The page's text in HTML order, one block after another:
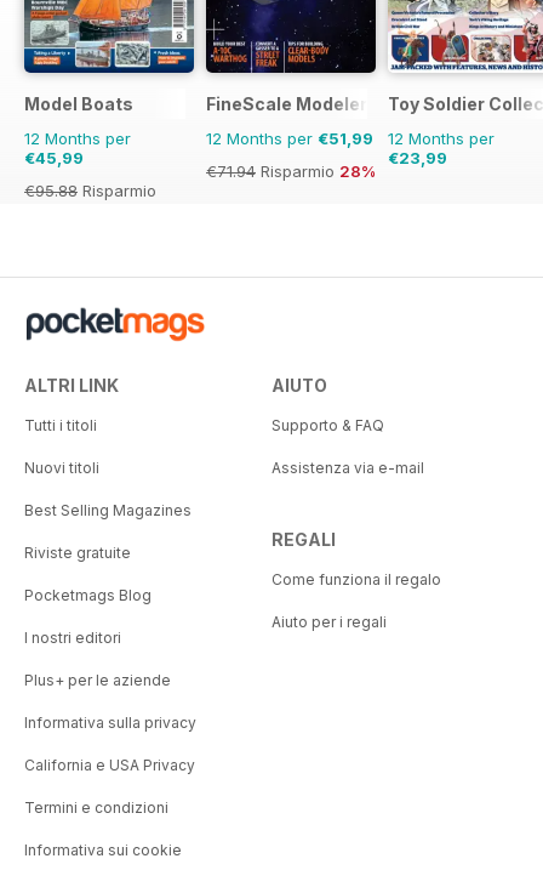
Model Boats
12 Months per
€45,99
€95.88 Risparmio
FineScale Modeler
12 Months per €51,99
€71.94 Risparmio 28%
Toy Soldier
12 Months per
€23,99
ALTRI LINK
Tutti i titoli
Nuovi titoli
Best Selling Magazines
Riviste gratuite
Pocketmags Blog
I nostri editori
Plus+ per le aziende
Informativa sulla privacy
California e USA Privacy
Termini e condizioni
Informativa sui cookie
AIUTO
Supporto & FAQ
Assistenza via e-mail
REGALI
Come funziona il regalo
Aiuto per i regali